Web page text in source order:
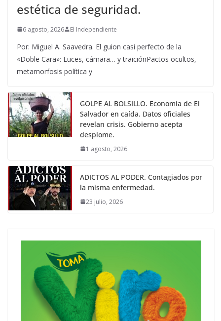
estética de seguridad.
6 agosto, 2026 El Independiente
Por: Miguel A. Saavedra. El guion casi perfecto de la
«Doble Cara»: Luces, cámara… y traiciónPactos ocultos,
metamorfosis política y
GOLPE AL BOLSILLO. Economía de El
Salvador en caída. Datos oficiales
revelan crisis. Gobierno acepta
desplome.
1 agosto, 2026
ADICTOS AL PODER. Contagiados por
la misma enfermedad.
23 julio, 2026